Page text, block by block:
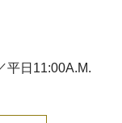
平日11:00A.M.